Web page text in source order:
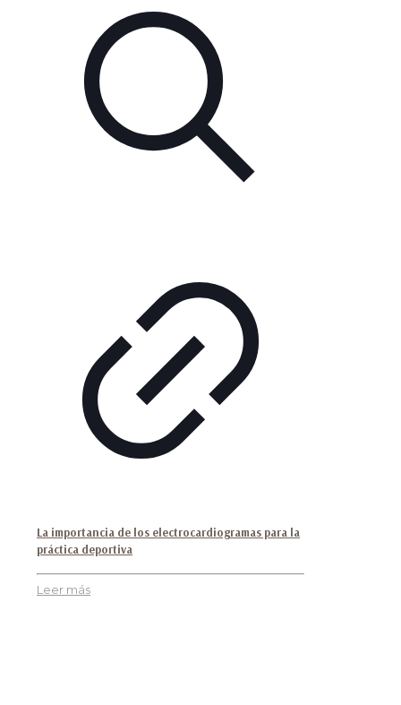
La importancia de los electrocardiogramas para la
práctica deportiva
Leer más